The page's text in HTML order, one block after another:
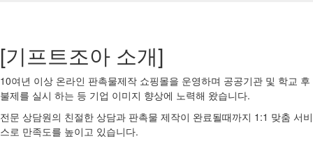
[기프트조아 소개]
10여년 이상 온라인 판촉물제작 쇼핑몰을 운영하며 공공기관 및 학교 후
불제를 실시 하는 등 기업 이미지 향상에 노력해 왔습니다.
전문 상담원의 친절한 상담과 판촉물 제작이 완료될때까지 1:1 맞춤 서비
스로 만족도를 높이고 있습니다.